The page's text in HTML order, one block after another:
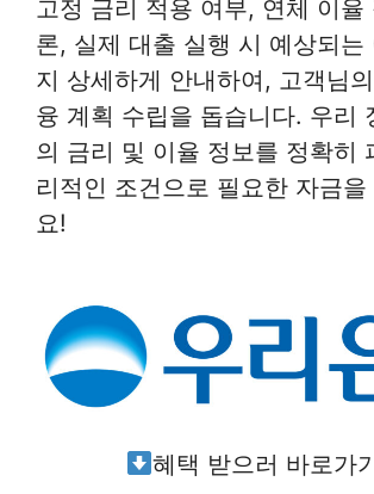
고정 금리 적용 여부, 연체 이율
론, 실제 대출 실행 시 예상되는
지 상세하게 안내하여, 고객님
융 계획 수립을 돕습니다. 우리
의 금리 및 이율 정보를 정확히
리적인 조건으로 필요한 자금을
요!
혜택 받으러 바로가기